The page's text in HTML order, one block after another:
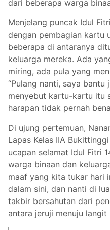
dari beberapa warga
Menjelang puncak Idul
dengan pembagian kartu
beberapa di antaranya
keluarga mereka. Ada
miring, ada pula yang
“Pulang nanti, saya bantu
menyebut kartu-kartu itu
harapan tidak pernah
Di ujung pertemuan,
Lapas Kelas IIA
ucapan selamat Idul Fitri
warga binaan dan
maaf yang kita tukar hari
dalam sini, dan nanti di
takbir bersahutan dari
antara jeruji menuju